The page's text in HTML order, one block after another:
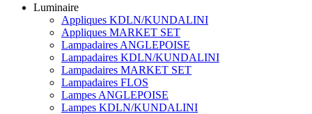
Luminaire
Appliques KDLN/KUNDALINI
Appliques MARKET SET
Lampadaires ANGLEPOISE
Lampadaires KDLN/KUNDALINI
Lampadaires MARKET SET
Lampadaires FLOS
Lampes ANGLEPOISE
Lampes KDLN/KUNDALINI